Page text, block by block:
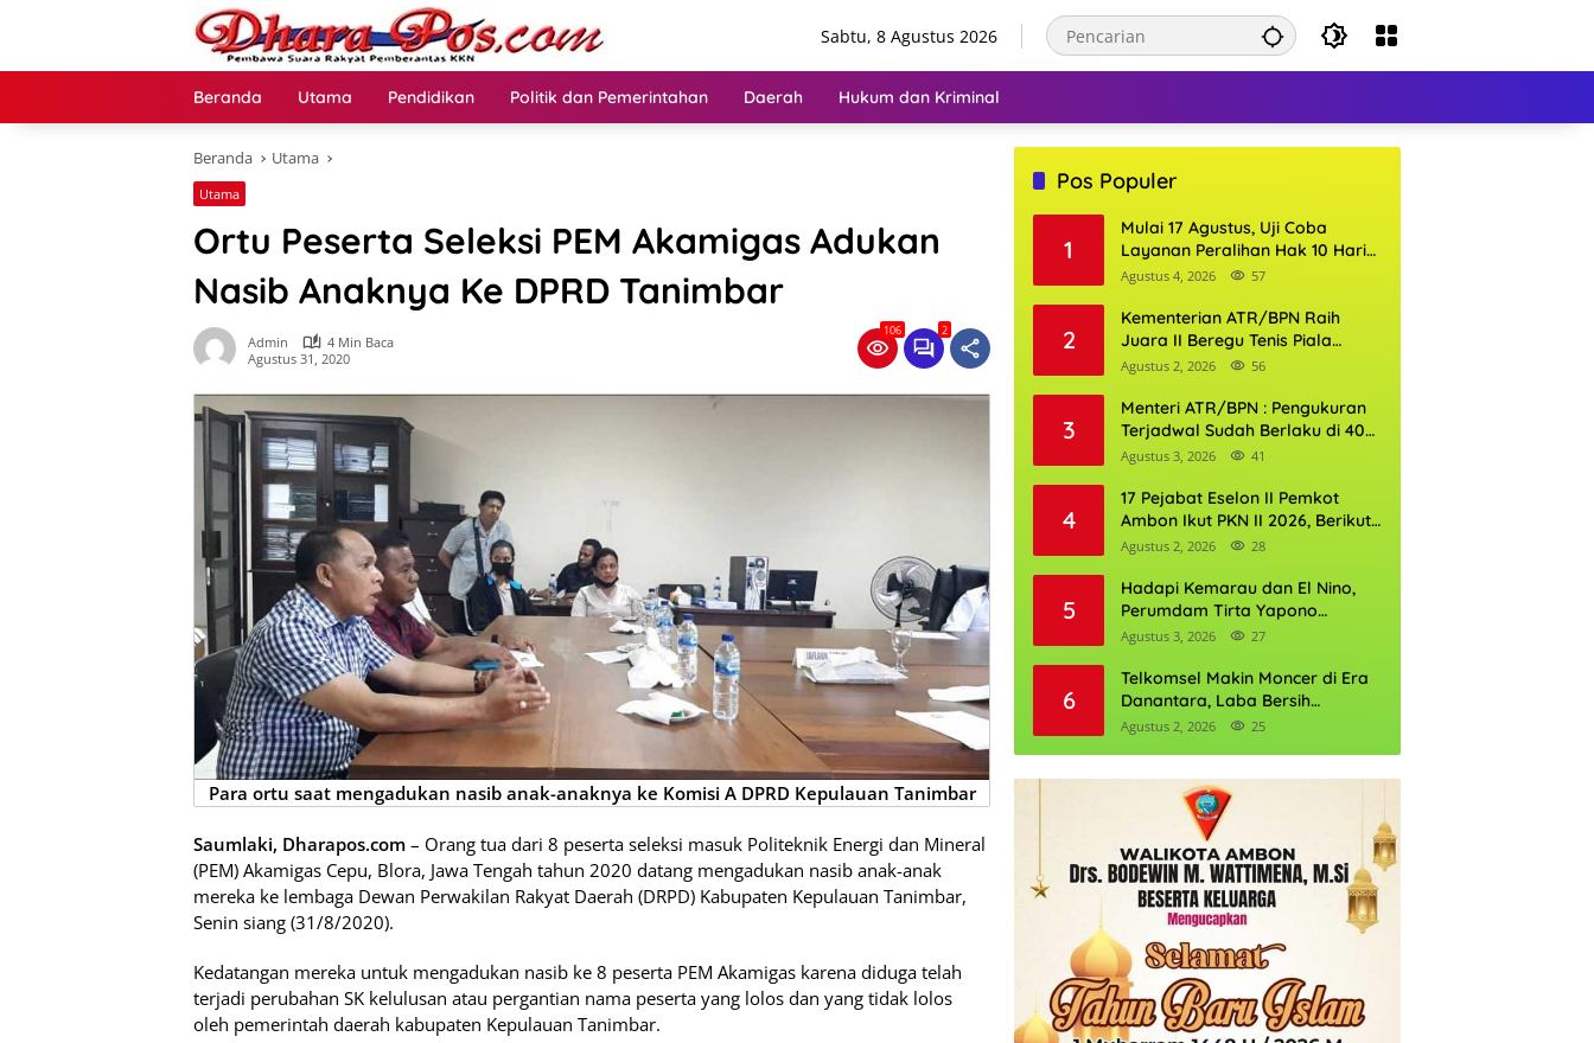
Sabtu, 8 Agustus 2026
Beranda Utama Pendidikan Politik dan Pemerintahan Daerah Hukum dan Kriminal
Beranda Utama
Utama
Ortu Peserta Seleksi PEM Akamigas Adukan
Nasib Anaknya Ke DPRD Tanimbar
Admin
4 Min Baca
Agustus 31, 2020
106 2
Para ortu saat mengadukan nasib anak-anaknya ke Komisi A DPRD Kepulauan Tanimbar
Saumlaki, Dharapos.com – Orang tua dari 8 peserta seleksi masuk Politeknik Energi dan Mineral
(PEM) Akamigas Cepu, Blora, Jawa Tengah tahun 2020 datang mengadukan nasib anak-anak
mereka ke lembaga Dewan Perwakilan Rakyat Daerah (DRPD) Kabupaten Kepulauan Tanimbar,
Senin siang (31/8/2020).
Kedatangan mereka untuk mengadukan nasib ke 8 peserta PEM Akamigas karena diduga telah
terjadi perubahan SK kelulusan atau pergantian nama peserta yang lolos dan yang tidak lolos
oleh pemerintah daerah kabupaten Kepulauan Tanimbar.
Pos Populer
1
Mulai 17 Agustus, Uji Coba
Layanan Peralihan Hak 10 Hari
di 15 Kantor Pertanahan
Agustus 4, 2026 57
2
Kementerian ATR/BPN Raih
Juara II Beregu Tenis Piala
Gubernur DKI Jakarta 2026
Agustus 2, 2026 56
3
Menteri ATR/BPN : Pengukuran
Terjadwal Sudah Berlaku di 400
Kantor Pertanahan
Agustus 3, 2026 41
4
17 Pejabat Eselon II Pemkot
Ambon Ikut PKN II 2026, Berikut
Daftarnya
Agustus 2, 2026 28
5
Hadapi Kemarau dan El Nino,
Perumdam Tirta Yapono
Perkuat Cadangan Air Ambon
Agustus 3, 2026 27
6
Telkomsel Makin Moncer di Era
Danantara, Laba Bersih
Semester I 2026 Tembus Rp10,4
Agustus 2, 2026 25